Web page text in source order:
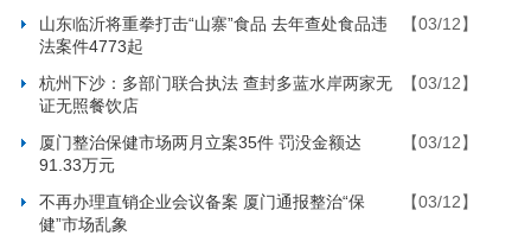
山东临沂将重拳打击“山寨”食品 去年查处食品违
法案件4773起
【03/12】
杭州下沙：多部门联合执法 查封多蓝水岸两家无
证无照餐饮店
【03/12】
厦门整治保健市场两月立案35件 罚没金额达
91.33万元
【03/12】
不再办理直销企业会议备案 厦门通报整治“保
健”市场乱象
【03/12】